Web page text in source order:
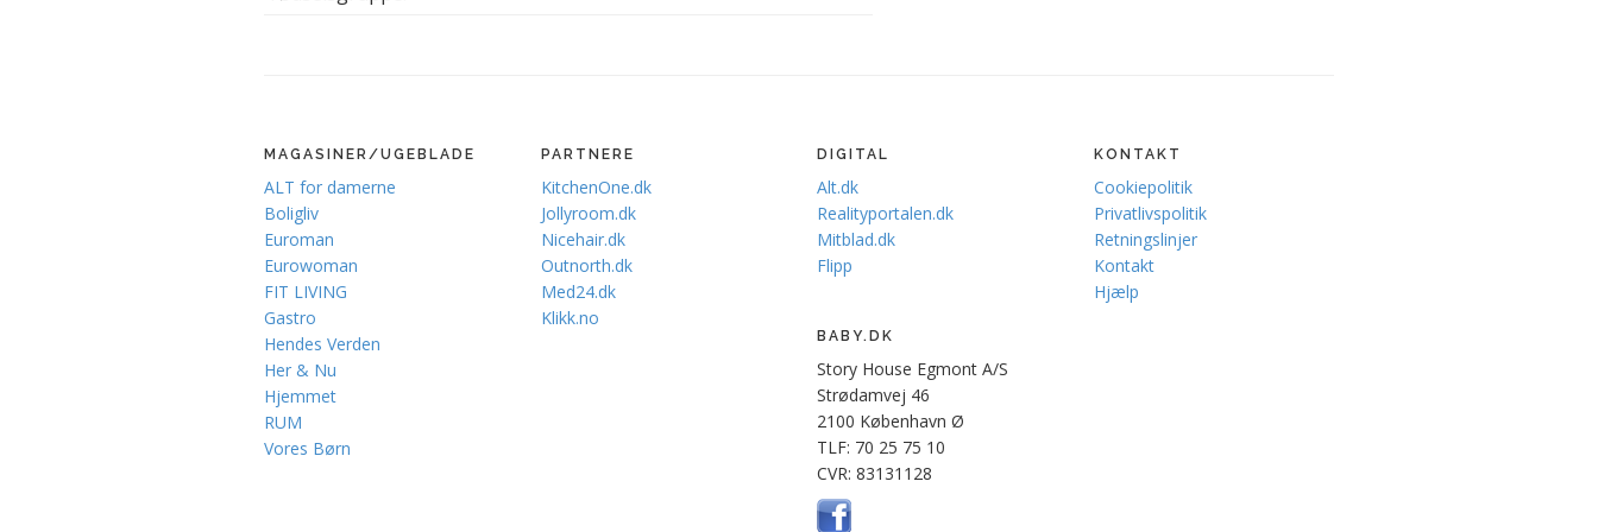
MAGASINER/UGEBLADE
ALT for damerne
Boligliv
Euroman
Eurowoman
FIT LIVING
Gastro
Hendes Verden
Her & Nu
Hjemmet
RUM
Vores Børn
PARTNERE
KitchenOne.dk
Jollyroom.dk
Nicehair.dk
Outnorth.dk
Med24.dk
Klikk.no
DIGITAL
Alt.dk
Realityportalen.dk
Mitblad.dk
Flipp
KONTAKT
Cookiepolitik
Privatlivspolitik
Retningslinjer
Kontakt
Hjælp
BABY.DK
Story House Egmont A/S
Strødamvej 46
2100 København Ø
TLF: 70 25 75 10
CVR: 83131128